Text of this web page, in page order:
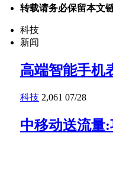
转载请务必保留本文
科技
新闻
高端智能手机
科技 2,061 07/28
中移动送流量